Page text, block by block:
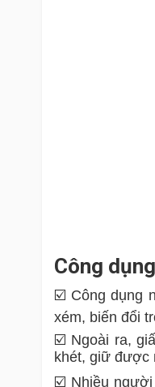
Công
☑️ Công dụng
xém, biến đổi
☑️ Ngoài ra,
khét, giữ được
☑️ Nhiều người